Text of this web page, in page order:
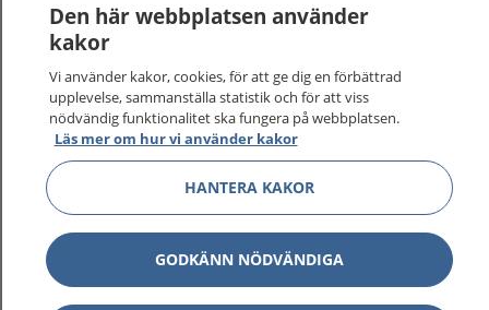
På 1177.se får du råd om hälsa och information om
sjukdomar och vilka mottagningar du kan kontakta.
Logga in för att läsa din journal och göra dina
vårdärenden. Ring telefonnummer 1177 för
sjukvårdsrådgivning dygnet runt.
1177 ger dig råd när du vill må bättre.
Visa
Den här webbplatsen använder
kakor
Vi använder kakor, cookies, för att ge dig en förbättrad
upplevelse, sammanställa statistik och för att viss
nödvändig funktionalitet ska fungera på webbplatsen.
Läs mer om hur vi använder kakor
HANTERA KAKOR
GODKÄNN NÖDVÄNDIGA